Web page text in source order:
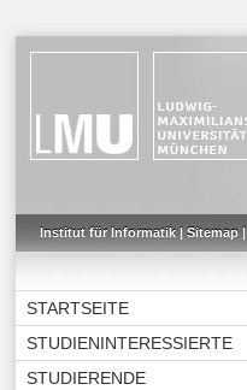
Institut für Informatik| Sitemap|
STARTSEITE
STUDIENINTERESSIERTE
STUDIERENDE